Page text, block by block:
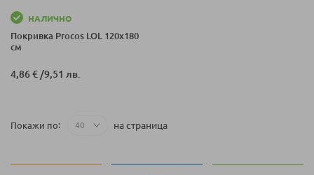
НАЛИЧНО
Покривка Procos LOL 120x180
см
4,86 € /9,51 лв.
Покажи по на страница